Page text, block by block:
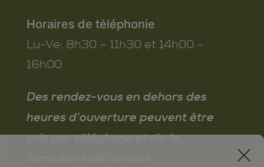
Horaires de téléphonie
Lu-Ve: 8h30 – 11h30 et 14h00 –
16h00
Des rendez-vous en dehors des
heures d’ouverture peuvent être
pris par téléphone et via le
x